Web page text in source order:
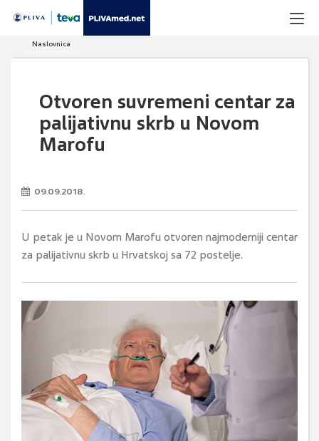
Naslovnica
Otvoren suvremeni centar za
palijativnu skrb u Novom
Marofu
09.09.2018.
U petak je u Novom Marofu otvoren najmoderniji centar
za palijativnu skrb u Hrvatskoj sa 72 postelje.